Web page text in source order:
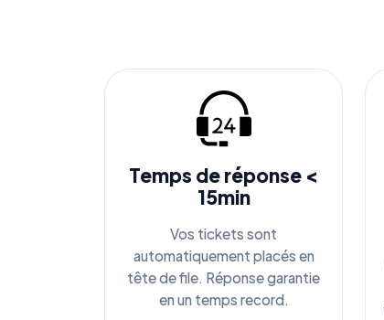
Temps de réponse <
15min
Vos tickets sont
automatiquement placés en
tête de file. Réponse garantie
en un temps record.